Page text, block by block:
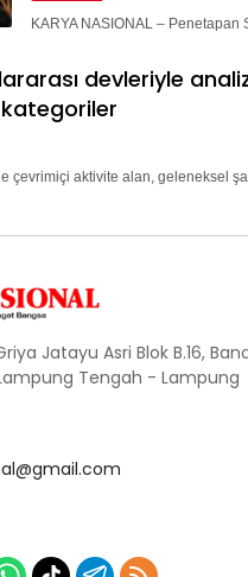
KARYA NASIONAL –
devleriyle
çevrimiçi aktivite alan, geleneksel
Jatayu Asri Blok B.16,
Tengah - Lampung